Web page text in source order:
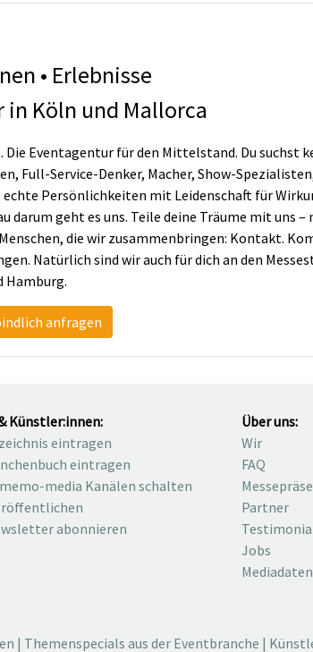
• Erlebnisse
in Köln und Mallorca
Eventagentur für den Mittelstand. Du suchst
Full-Service-Denker, Macher, Show-
Persönlichkeiten mit Leidenschaft für
darum geht es uns. Teile deine Träume mit uns
die wir zusammenbringen: Kontakt.
Natürlich sind wir auch für dich an den
Hamburg.
anfragen
Künstler:innen:
eintragen
eintragen
media Kanälen schalten
abonnieren
Über uns:
Wir
FAQ
Partner
Jobs
Mediadaten
| Themenspecials aus der Eventbranche |